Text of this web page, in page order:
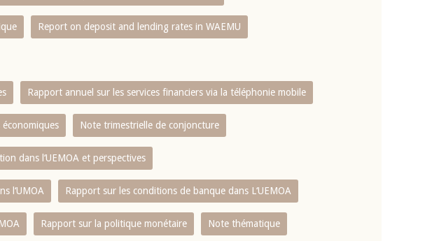
Report on deposit and lending rates in WAEMU
Rapport annuel sur les services financiers via la téléphonie mobile
économiques Note trimestrielle de conjoncture
dans l‘UEMOA et perspectives
l‘UMOA Rapport sur les conditions de banque dans L‘UEMOA
Rapport sur la politique monétaire Note thématique